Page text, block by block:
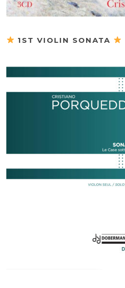
1ST VIOLIN SONATA